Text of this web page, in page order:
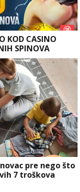
KOD CASINO
SPINOVA
pre nego što
7 troškova